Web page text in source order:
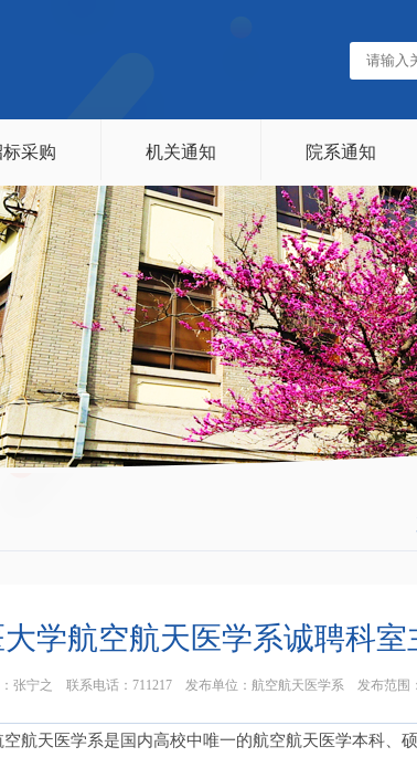
采购 机关通知 院系通知
学航空航天医学系诚聘科室
：张宁之 联系电话：711217 发布单位：航空航天医学系 发布范围
航天医学系是国内高校中唯一的航空航天医学本科、